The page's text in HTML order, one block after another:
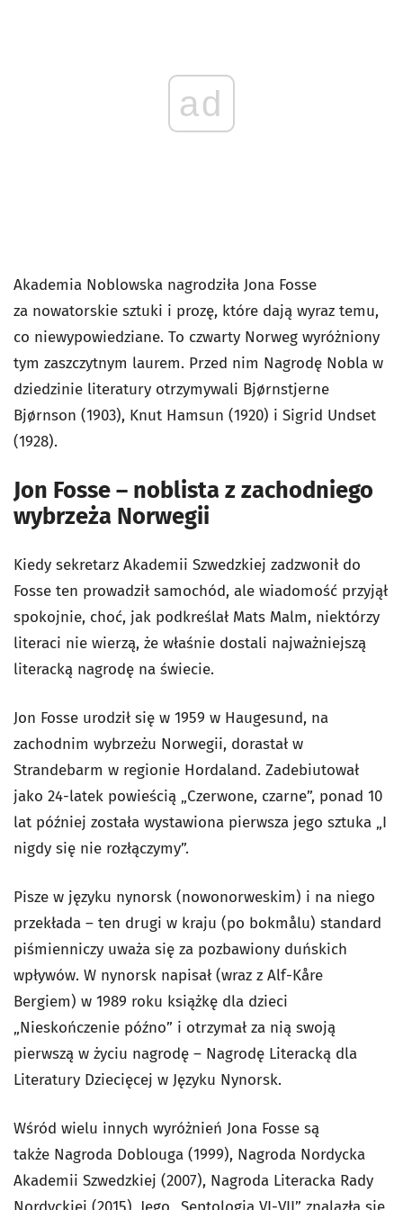
ad
Akademia Noblowska nagrodziła Jona Fosse
za nowatorskie sztuki i prozę, które dają wyraz temu,
co niewypowiedziane. To czwarty Norweg wyróżniony
tym zaszczytnym laurem. Przed nim Nagrodę Nobla w
dziedzinie literatury otrzymywali Bjørnstjerne
Bjørnson (1903), Knut Hamsun (1920) i Sigrid Undset
(1928).
Jon Fosse – noblista z zachodniego
wybrzeża Norwegii
Kiedy sekretarz Akademii Szwedzkiej zadzwonił do
Fosse ten prowadził samochód, ale wiadomość przyjął
spokojnie, choć, jak podkreślał Mats Malm, niektórzy
literaci nie wierzą, że właśnie dostali najważniejszą
literacką nagrodę na świecie.
Jon Fosse urodził się w 1959 w Haugesund, na
zachodnim wybrzeżu Norwegii, dorastał w
Strandebarm w regionie Hordaland. Zadebiutował
jako 24-latek powieścią „Czerwone, czarne”, ponad 10
lat później została wystawiona pierwsza jego sztuka „I
nigdy się nie rozłączymy”.
Pisze w języku nynorsk (nowonorweskim) i na niego
przekłada – ten drugi w kraju (po bokmålu) standard
piśmienniczy uważa się za pozbawiony duńskich
wpływów. W nynorsk napisał (wraz z Alf-Kåre
Bergiem) w 1989 roku książkę dla dzieci
„Nieskończenie późno” i otrzymał za nią swoją
pierwszą w życiu nagrodę – Nagrodę Literacką dla
Literatury Dziecięcej w Języku Nynorsk.
Wśród wielu innych wyróżnień Jona Fosse są
także Nagroda Doblouga (1999), Nagroda Nordycka
Akademii Szwedzkiej (2007), Nagroda Literacka Rady